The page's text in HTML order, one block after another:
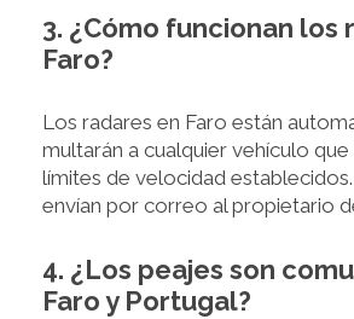
3. ¿Cómo funcionan los
Faro?
Los radares en Faro están
multarán a cualquier vehículo
límites de velocidad
envían por correo al propietario
4. ¿Los peajes son
Faro y Portugal?